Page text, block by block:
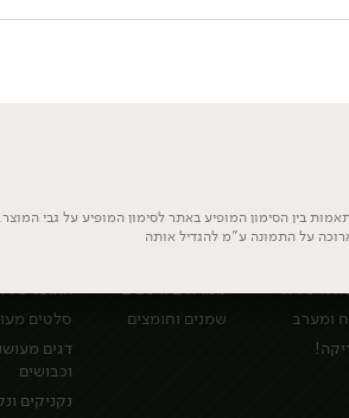
בין הסימון המופיע באתר לסימון המופיע על גבי
על התמונה ע"מ להגדיל אותה
עולמית
איטליה
ומערב
המזווה
ממרחים ורטבים
שמנים וחומצים
האוכל של
סלטים
דגים
וכבושים
נקניקים